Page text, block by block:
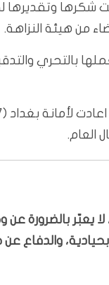
شكرها
من هيئة النزاهة.
بالتحري
العام.
لا يعبّر
والدفاع عن